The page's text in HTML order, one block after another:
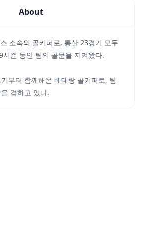
About
소속의 골키퍼로, 통산 23경기 모두
시즌 동안 팀의 골문을 지켜왔다.
부터 함께해온 베테랑 골키퍼로, 팀
겸하고 있다.